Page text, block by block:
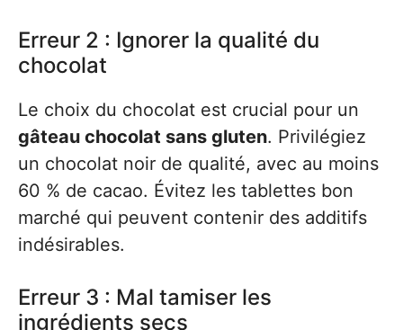
Erreur 2 : Ignorer la qualité du
chocolat
Le choix du chocolat est crucial pour un
gâteau chocolat sans gluten. Privilégiez
un chocolat noir de qualité, avec au moins
60 % de cacao. Évitez les tablettes bon
marché qui peuvent contenir des additifs
indésirables.
Erreur 3 : Mal tamiser les
ingrédients secs